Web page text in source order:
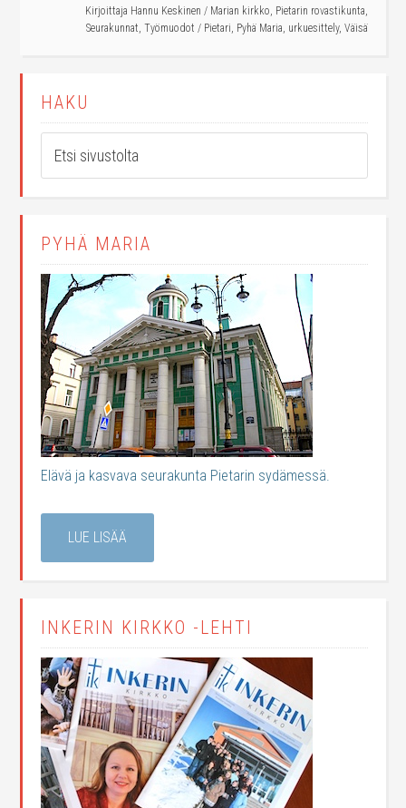
Kirjoittaja Hannu Keskinen / Marian kirkko, Pietarin rovastikunta,
Seurakunnat, Työmuodot / Pietari, Pyhä Maria, urkuesittely, Väisä
HAKU
PYHÄ MARIA
Elävä ja kasvava seurakunta Pietarin sydämessä.
LUE LISÄÄ
INKERIN KIRKKO -LEHTI